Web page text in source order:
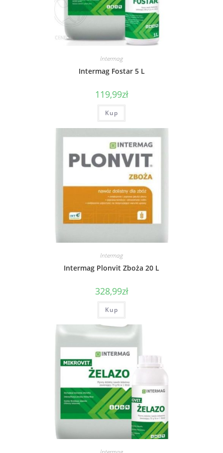
Intermag
Intermag Fostar 5 L
119,99zł
Kup
Intermag
Intermag Plonvit Zboża 20 L
328,99zł
Kup